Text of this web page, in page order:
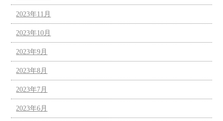
2023年11月
2023年10月
2023年9月
2023年8月
2023年7月
2023年6月